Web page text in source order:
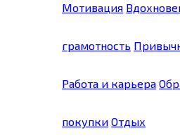
Мотивация
грамотность
Работа и карьера
покупки Отдых